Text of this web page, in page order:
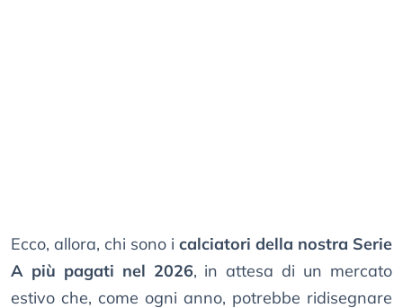
Ecco, allora, chi sono i calciatori della nostra Serie
A più pagati nel 2026, in attesa di un mercato
estivo che, come ogni anno, potrebbe ridisegnare